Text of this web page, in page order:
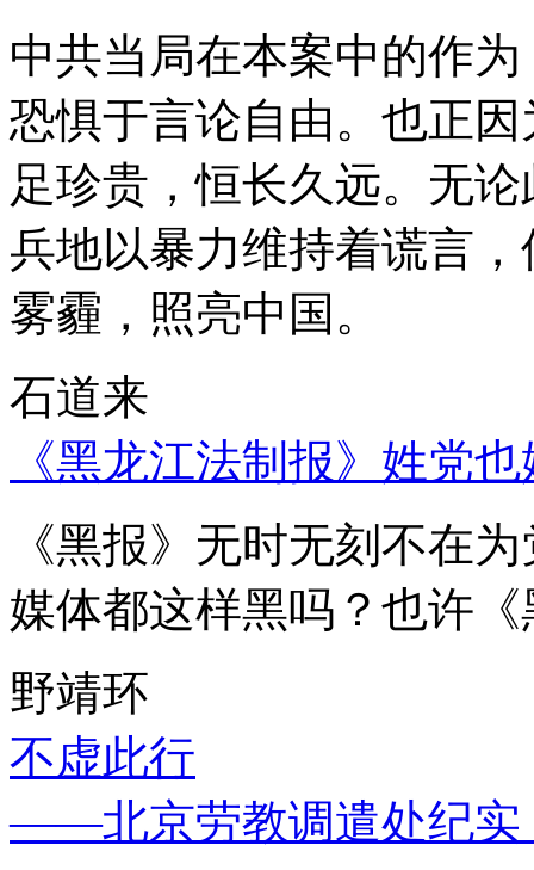
中共当局在本案中的作
恐惧于言论自由。也正
足珍贵，恒长久远。无
兵地以暴力维持着谎言
雾霾，照亮中国。
石道来
《黑龙江法制报》姓党
《黑报》无时无刻不在
媒体都这样黑吗？也许
野靖环
不虚此行
——北京劳教调遣处纪实